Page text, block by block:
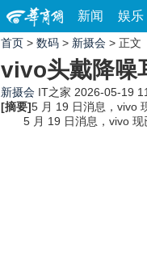
新闻 娱乐
首页 > 数码 > 新摄会 > 正文
vivo头戴降噪
新摄会 IT之家 2026-05-19
[摘要]5 月 19 日消息，vivo
5 月 19 日消息，vivo 现已